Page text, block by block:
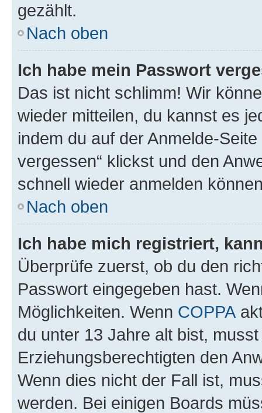
gezählt.
Nach oben
Ich habe mein Passwort
Das ist nicht schlimm! Wir
wieder mitteilen, du kannst es
indem du auf der Anmelde-
vergessen“ klickst und den
schnell wieder anmelden
Nach oben
Ich habe mich registriert,
Überprüfe zuerst, ob du den
Passwort eingegeben hast.
Möglichkeiten. Wenn COPPA
du unter 13 Jahre alt bist,
Erziehungsberechtigten den
Wenn dies nicht der Fall ist,
werden. Bei einigen Boards